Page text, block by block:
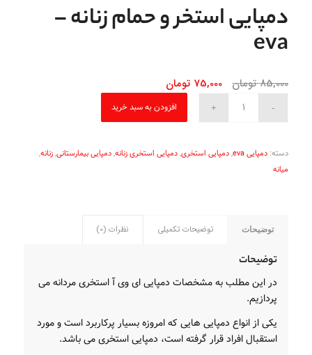
دمپایی استخر و حمام زنانه –
eva
85,000 تومان
قیمت
75,000 تومانقیمت
75,000 تومان
افزودن به سبد خرید
دسته: دمپایی eva ,دمپایی استخری,دمپایی استخری زنانه,دمپایی بیمارستانی,زنانه,
میانه
توضیحات توضیحات تکمیلی نظرات (0)
توضیحات
در این مطلب به مشخصات دمپایی ای وی آ استخری مردانه می
پردازیم.
یکی از انواع دمپایی هایی که امروزه بسیار پرکاربرد است و مورد
استقبال افراد قرار گرفته است، دمپایی استخری می باشد.